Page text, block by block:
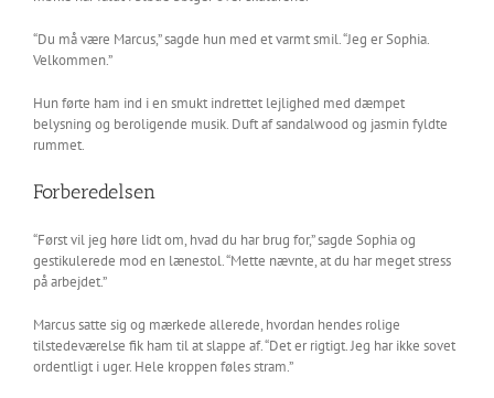
“Du må være Marcus,” sagde hun med et varmt smil. “Jeg er Sophia.
Velkommen.”
Hun førte ham ind i en smukt indrettet lejlighed med dæmpet
belysning og beroligende musik. Duft af sandalwood og jasmin fyldte
rummet.
Forberedelsen
“Først vil jeg høre lidt om, hvad du har brug for,” sagde Sophia og
gestikulerede mod en lænestol. “Mette nævnte, at du har meget stress
på arbejdet.”
Marcus satte sig og mærkede allerede, hvordan hendes rolige
tilstedeværelse fik ham til at slappe af. “Det er rigtigt. Jeg har ikke sovet
ordentligt i uger. Hele kroppen føles stram.”